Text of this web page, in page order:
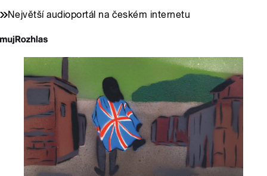
Největší audioportál na českém internetu